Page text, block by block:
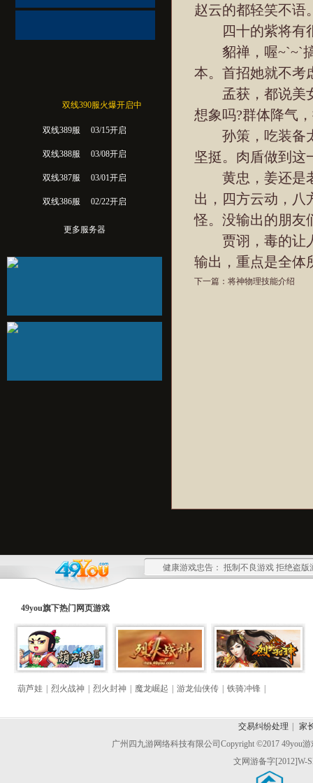
双线390服火爆开启中
双线389服 03/15开启
双线388服 03/08开启
双线387服 03/01开启
双线386服 02/22开启
更多服务器
赵云的都轻笑不语
四十的紫将有很
貂禅，喔~`~`搞
本。首招她就不考
孟获，都说美女
想象吗?群体降气
孙策，吃装备太
坚挺。肉盾做到这
黄忠，姜还是老
出，四方云动，八
怪。没输出的朋友
贾诩，毒的让人
输出，重点是全体
下一篇：将神物理技能介绍
健康游戏忠告： 抵制不良游戏 拒绝盗
49you旗下热门 网页游戏
葫芦娃 烈火战神 烈火封神 魔龙崛起 游龙仙侠传 铁骑冲锋
交易纠纷处理
家
广州四九游网络科技有限公司Copyright ©2017 49you
文网游备字[2012]W-